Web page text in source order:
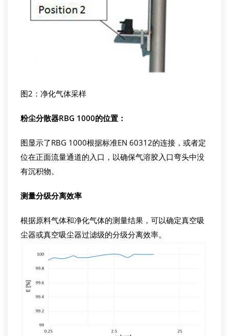
图2：净化气体采样
粉尘分散器RBG 1000的位置：
图显示了RBG 1000根据标准EN 60312的连接，或者定
位在正面流量通道的入口，以确保气溶胶入口弯头中没
有沉积物。
测量分级分离效率
根据原料气体和净化气体的测量结果，可以确定真空吸
尘器或真空吸尘器过滤级的分级分离效率。